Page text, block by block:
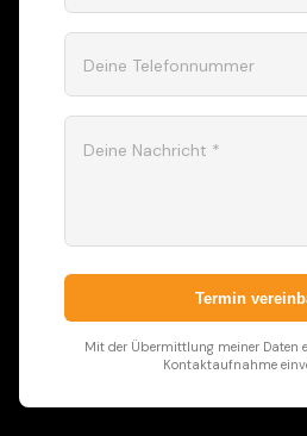
Deine Telefonnummer
Deine Nachricht *
Termin
Mit der Übermittlung meiner Daten
Kontaktaufnahme